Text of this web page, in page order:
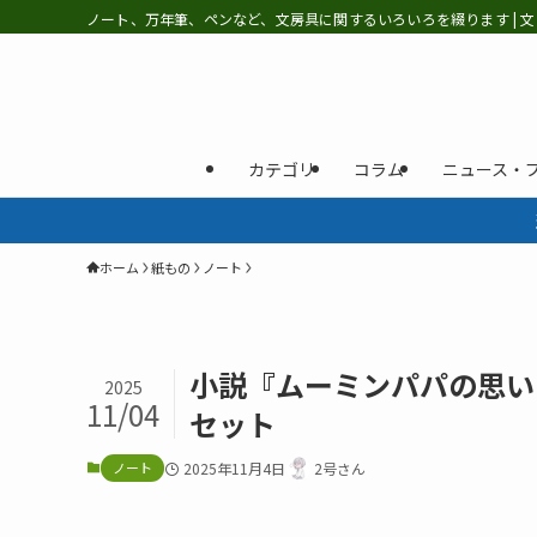
ノート、万年筆、ペンなど、文房具に関するいろいろを綴ります |
カテゴリ コラム ニュース・
ホーム 紙もの ノート
小説『ムーミンパパの思
セット
2025
11/04
ノート 2025年11月4日 2号さん